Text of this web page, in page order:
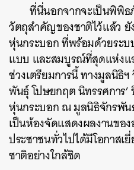
ที่นี่นอกจากจะเป็นพิพิ
วัตถุสำคัญของชาติไว้แล้ว ยั
หุ่นกระบอก ที่พร้อมด้วยระบ
แบบ และสมบูรณ์ที่สุดแห่งแ
ช่วงเตรียมการนี้ ทางมูลนิธิฯ
พันธุ์ โปษยกฤต นิทรรศการ
หุ่นกระบอก ณ มูลนิธิจักรพัน
เป็นห้องจัดแสดงผลงานขอ
ประชาชนทั่วไปได้มีโอกาส
ชาติอย่างใกล้ชิด